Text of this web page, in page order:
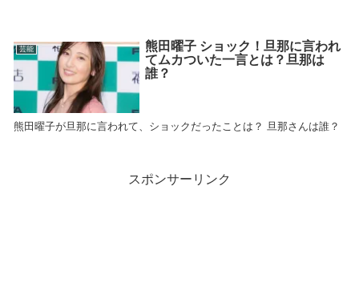
芸能
熊田曜子 ショック！旦那に言われ
てムカついた一言とは？旦那は
誰？
熊田曜子が旦那に言われて、ショックだったことは？ 旦那さんは誰？
スポンサーリンク